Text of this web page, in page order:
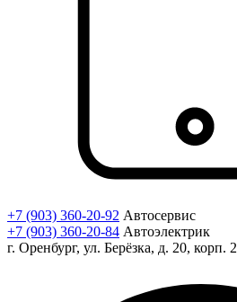
+7 (903) 360-20-92 Автосервис
+7 (903) 360-20-84 Автоэлектрик
г. Оренбург, ул. Берёзка, д. 20, корп. 2